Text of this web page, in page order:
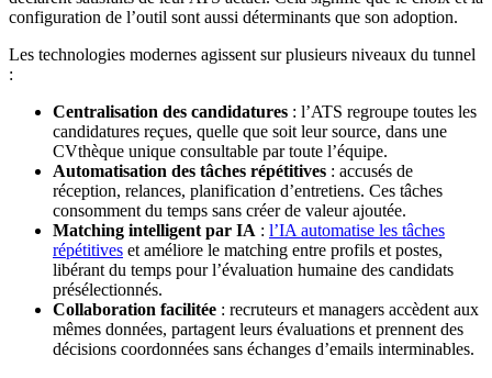
configuration de l’outil sont aussi déterminants que son adoption.
Les technologies modernes agissent sur plusieurs niveaux du tunnel
:
Centralisation des candidatures : l’ATS regroupe toutes les
candidatures reçues, quelle que soit leur source, dans une
CVthèque unique consultable par toute l’équipe.
Automatisation des tâches répétitives : accusés de
réception, relances, planification d’entretiens. Ces tâches
consomment du temps sans créer de valeur ajoutée.
Matching intelligent par IA : l’IA automatise les tâches
répétitives et améliore le matching entre profils et postes,
libérant du temps pour l’évaluation humaine des candidats
présélectionnés.
Collaboration facilitée : recruteurs et managers accèdent aux
mêmes données, partagent leurs évaluations et prennent des
décisions coordonnées sans échanges d’emails interminables.